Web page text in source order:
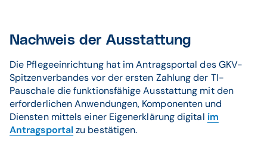
Nachweis der Ausstattung
Die Pflegeeinrichtung hat im Antragsportal des GKV-
Spitzenverbandes vor der ersten Zahlung der TI-
Pauschale die funktionsfähige Ausstattung mit den
erforderlichen Anwendungen, Komponenten und
Diensten mittels einer Eigenerklärung digital im
Antragsportal zu bestätigen.